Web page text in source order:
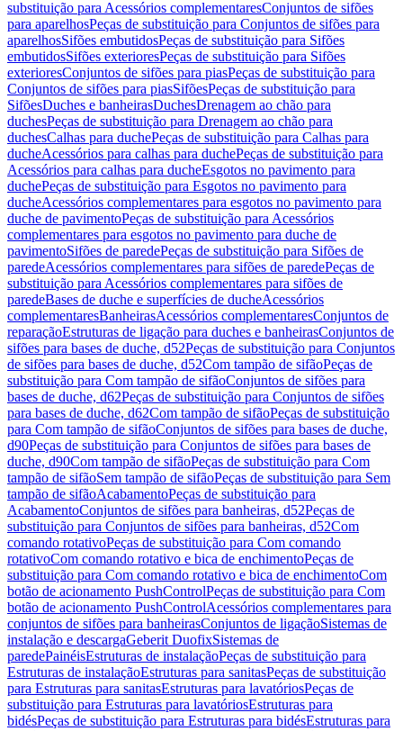
substituição para Acessórios complementaresConjuntos de sifões
para aparelhosPeças de substituição para Conjuntos de sifões para
aparelhosSifões embutidosPeças de substituição para Sifões
embutidosSifões exterioresPeças de substituição para Sifões
exterioresConjuntos de sifões para piasPeças de substituição para
Conjuntos de sifões para piasSifõesPeças de substituição para
SifõesDuches e banheirasDuchesDrenagem ao chão para
duchesPeças de substituição para Drenagem ao chão para
duchesCalhas para duchePeças de substituição para Calhas para
ducheAcessórios para calhas para duchePeças de substituição para
Acessórios para calhas para ducheEsgotos no pavimento para
duchePeças de substituição para Esgotos no pavimento para
ducheAcessórios complementares para esgotos no pavimento para
duche de pavimentoPeças de substituição para Acessórios
complementares para esgotos no pavimento para duche de
pavimentoSifões de paredePeças de substituição para Sifões de
paredeAcessórios complementares para sifões de paredePeças de
substituição para Acessórios complementares para sifões de
paredeBases de duche e superfícies de ducheAcessórios
complementaresBanheirasAcessórios complementaresConjuntos de
reparaçãoEstruturas de ligação para duches e banheirasConjuntos de
sifões para bases de duche, d52Peças de substituição para Conjuntos
de sifões para bases de duche, d52Com tampão de sifãoPeças de
substituição para Com tampão de sifãoConjuntos de sifões para
bases de duche, d62Peças de substituição para Conjuntos de sifões
para bases de duche, d62Com tampão de sifãoPeças de substituição
para Com tampão de sifãoConjuntos de sifões para bases de duche,
d90Peças de substituição para Conjuntos de sifões para bases de
duche, d90Com tampão de sifãoPeças de substituição para Com
tampão de sifãoSem tampão de sifãoPeças de substituição para Sem
tampão de sifãoAcabamentoPeças de substituição para
AcabamentoConjuntos de sifões para banheiras, d52Peças de
substituição para Conjuntos de sifões para banheiras, d52Com
comando rotativoPeças de substituição para Com comando
rotativoCom comando rotativo e bica de enchimentoPeças de
substituição para Com comando rotativo e bica de enchimentoCom
botão de acionamento PushControlPeças de substituição para Com
botão de acionamento PushControlAcessórios complementares para
conjuntos de sifões para banheirasConjuntos de ligaçãoSistemas de
instalação e descargaGeberit DuofixSistemas de
paredePainéisEstruturas de instalaçãoPeças de substituição para
Estruturas de instalaçãoEstruturas para sanitasPeças de substituição
para Estruturas para sanitasEstruturas para lavatóriosPeças de
substituição para Estruturas para lavatóriosEstruturas para
bidésPeças de substituição para Estruturas para bidésEstruturas para